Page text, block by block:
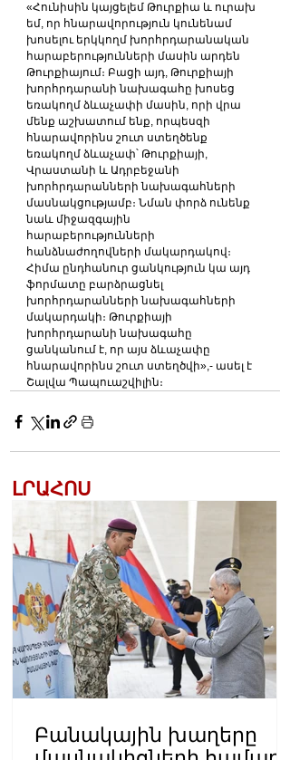
«Հունիսին կայցելեմ Թուրքիա և ուրախ
եմ, որ հնարավորություն կունենամ
խոսելու երկկողմ խորհրդարանական
հարաբերությունների մասին արդեն
Թուրքիայում։ Բացի այդ, Թուրքիայի
խորհրդարանի նախագահը խոսեց
եռակողմ ձևաչափի մասին, որի վրա
մենք աշխատում ենք, որպեսզի
հնարավորինս շուտ ստեղծենք
եռակողմ ձևաչափ՝ Թուրքիայի,
Վրաստանի և Ադրբեջանի
խորհրդարանների նախագահների
մասնակցությամբ։ Նման փորձ ունենք
նաև միջազգային
հարաբերությունների
հանձնաժողովների մակարդակով։
Հիմա ընդհանուր ցանկություն կա այդ
ֆորմատը բարձրացնել
խորհրդարանների նախագահների
մակարդակի։ Թուրքիայի
խորհրդարանի նախագահը
ցանկանում է, որ այս ձևաչափը
հնարավորինս շուտ ստեղծվի»,- ասել է
Շալվա Պապուաշվիլին։
ԼՐԱՀՈՍ
Բանակային խաղերը